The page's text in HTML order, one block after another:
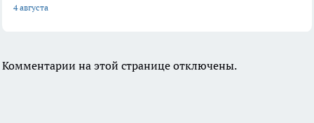
4 августа
Комментарии на этой странице отключены.